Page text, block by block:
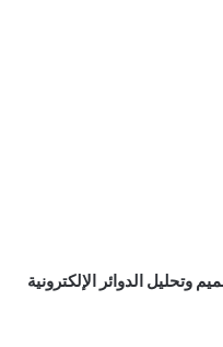
وتحليل الدوائر الإلكترونية